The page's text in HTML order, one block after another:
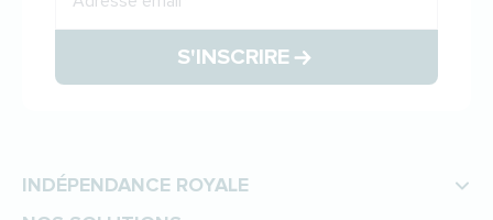
S'INSCRIRE
INDÉPENDANCE ROYALE